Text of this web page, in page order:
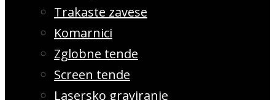
Trakaste zavese
Komarnici
Zglobne tende
Screen tende
Lasersko graviranje